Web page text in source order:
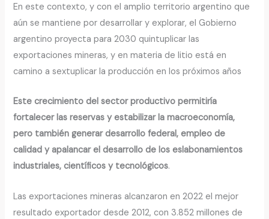
En este contexto, y con el amplio territorio argentino que
aún se mantiene por desarrollar y explorar, el Gobierno
argentino proyecta para 2030 quintuplicar las
exportaciones mineras, y en materia de litio está en
camino a sextuplicar la producción en los próximos años
Este crecimiento del sector productivo permitiría
fortalecer las reservas y estabilizar la macroeconomía,
pero también generar desarrollo federal, empleo de
calidad y apalancar el desarrollo de los eslabonamientos
industriales, científicos y tecnológicos.
Las exportaciones mineras alcanzaron en 2022 el mejor
resultado exportador desde 2012, con 3.852 millones de